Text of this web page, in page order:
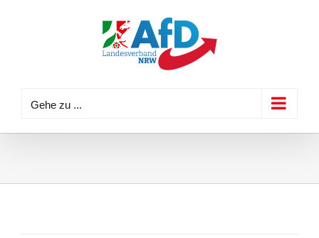
Gehe zu ...